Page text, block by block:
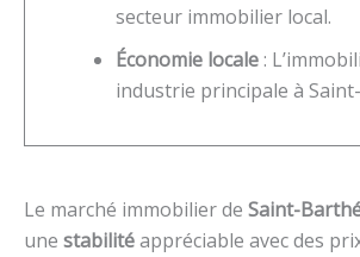
secteur immobilier local.
Économie locale :
industrie principale à
Le marché immobilier de Saint-
une stabilitéappréciable avec des